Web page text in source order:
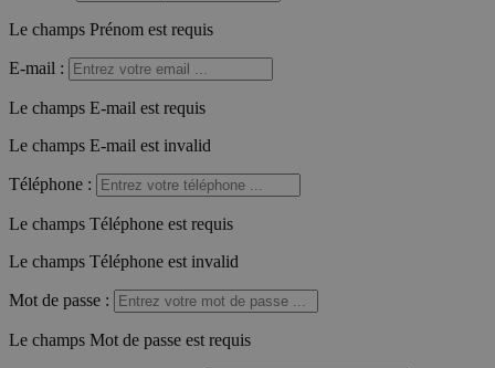
Le champs Prénom est requis
E-mail :
Le champs E-mail est requis
Le champs E-mail est invalid
Téléphone :
Le champs Téléphone est requis
Le champs Téléphone est invalid
Mot de passe :
Le champs Mot de passe est requis